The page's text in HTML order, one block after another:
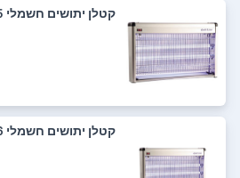
‏קטלן יתושים חשמלי GoldLine ATL735
‏קטלן יתושים חשמלי GoldLine ATL736